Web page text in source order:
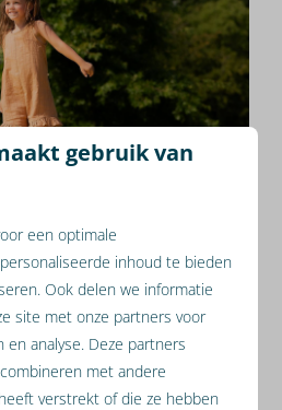
gebruik van
een optimale
inhoud te bieden
Ook delen we informatie
site met onze partners voor
en analyse. Deze partners
met andere
verstrekt of die ze hebben